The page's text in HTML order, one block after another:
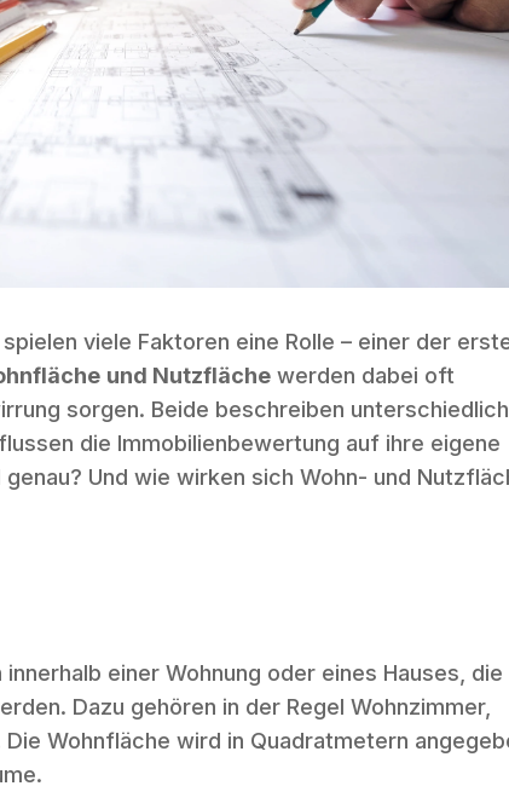
viele Faktoren eine Rolle – einer der
und Nutzfläche werden dabei oft
sorgen. Beide beschreiben
die Immobilienbewertung auf ihre eigene
Und wie wirken sich Wohn- und
einer Wohnung oder eines Hauses, die
Dazu gehören in der Regel Wohnzimmer,
Wohnfläche wird in Quadratmetern